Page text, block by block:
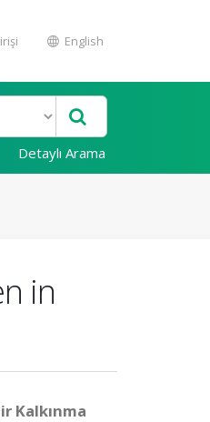
English
Detaylı Arama
in
Kalkınma